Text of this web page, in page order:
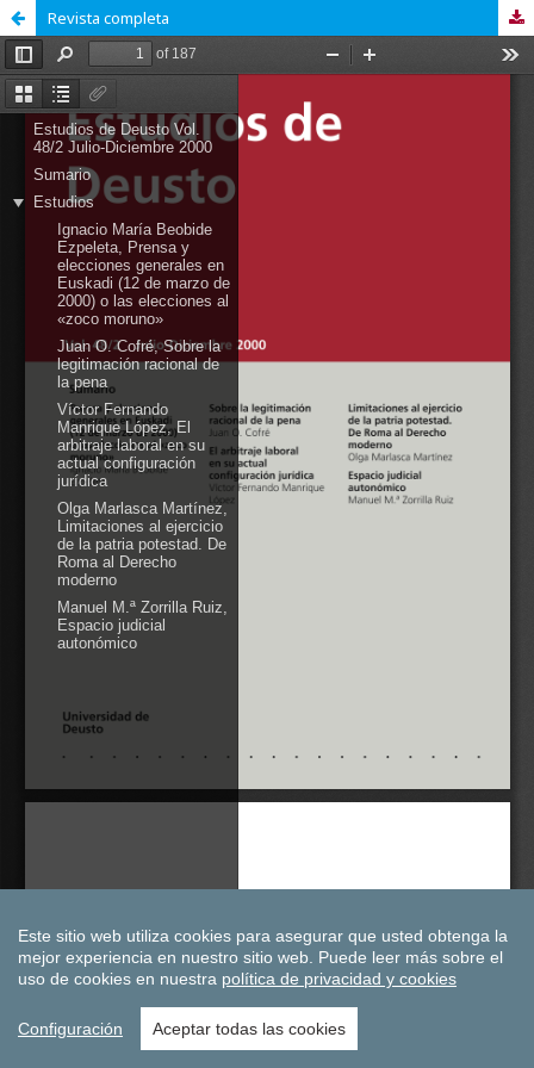
Revista completa
Este sitio web utiliza cookies para asegurar que usted obtenga la
mejor experiencia en nuestro sitio web. Puede leer más sobre el
uso de cookies en nuestra política de privacidad y cookies
Configuración Aceptar todas las cookies